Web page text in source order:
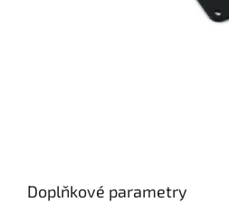
Doplňkové parametry